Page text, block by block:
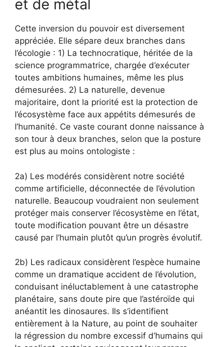
et de métal
Cette inversion du pouvoir est diversement
appréciée. Elle sépare deux branches dans
l’écologie : 1) La technocratique, héritée de la
science programmatrice, chargée d’exécuter
toutes ambitions humaines, même les plus
démesurées. 2) La naturelle, devenue
majoritaire, dont la priorité est la protection de
l’écosystème face aux appétits démesurés de
l’humanité. Ce vaste courant donne naissance à
son tour à deux branches, selon que la posture
est plus au moins ontologiste :
2a) Les modérés considèrent notre société
comme artificielle, déconnectée de l’évolution
naturelle. Beaucoup voudraient non seulement
protéger mais conserver l’écosystème en l’état,
toute modification pouvant être un désastre
causé par l’humain plutôt qu’un progrès évolutif.
2b) Les radicaux considèrent l’espèce humaine
comme un dramatique accident de l’évolution,
conduisant inéluctablement à une catastrophe
planétaire, sans doute pire que l’astéroïde qui
anéantit les dinosaures. Ils s’identifient
entièrement à la Nature, au point de souhaiter
la régression du nombre excessif d’humains qui